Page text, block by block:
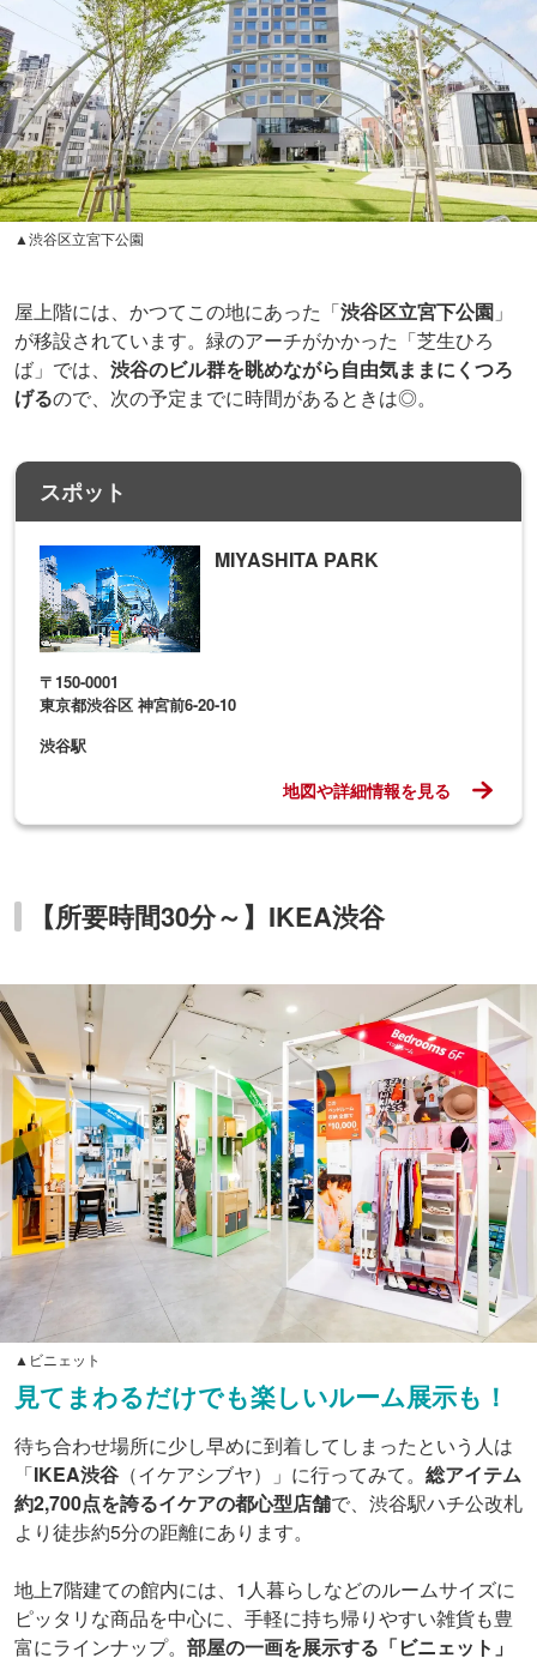
▲渋谷区立宮下公園
屋上階には、かつてこの地にあった「渋谷区立宮下公園 」
が移設されています。緑のアーチがかかった「芝生ひろ
ば」では、 渋谷のビル群を眺めながら自由気ままにくつろ
げるので、次の予定までに時間があるときは◎。
スポット
MIYASHITA PARK
〒150-0001
東京都渋谷区 神宮前6-20-10
渋谷駅
地図や詳細情報を見る
【所要時間30分～】IKEA渋谷
▲ビニェット
見てまわるだけでも楽しいルーム展示も！
待ち合わせ場所に少し早めに到着してしまったという人は
「IKEA渋谷 （イケアシブヤ）」に行ってみて。 総アイテム
約2,700点を誇るイケアの都心型店舗で、渋谷駅ハチ公改札
より徒歩約5分の距離にあります。
地上7階建ての館内には、1人暮らしなどのルームサイズに
ピッタリな商品を中心に、手軽に持ち帰りやすい雑貨も豊
富にラインナップ。 部屋の一画を展示する「ビニェット」